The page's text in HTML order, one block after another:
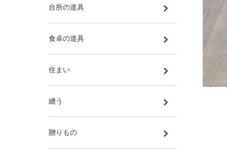
台所の道具
食卓の道具
住まい
纏う
贈りもの